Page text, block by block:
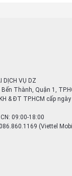
DỊCH VỤ DZ
Thành, Quận 1,
& ĐT TP.HCM cấp ngày
09:00-18:00
(Viettel